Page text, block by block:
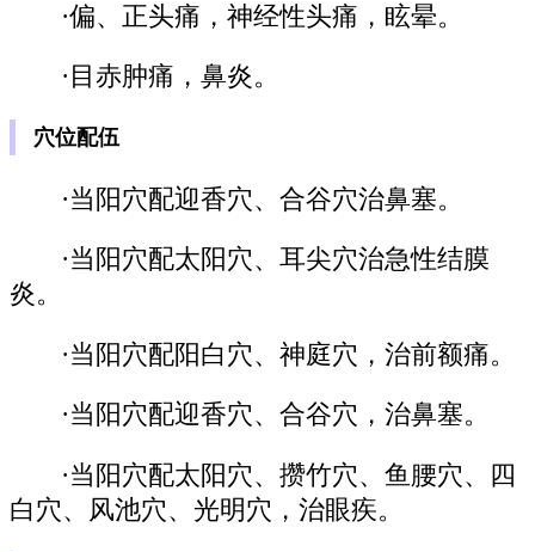
·偏、正头痛，神经性头痛，眩晕。
·目赤肿痛，鼻炎。
穴位配伍
·当阳穴配迎香穴、合谷穴治鼻塞。
·当阳穴配太阳穴、耳尖穴治急性结膜
炎。
·当阳穴配阳白穴、神庭穴，治前额痛。
·当阳穴配迎香穴、合谷穴，治鼻塞。
·当阳穴配太阳穴、攒竹穴、鱼腰穴、四
白穴、风池穴、光明穴，治眼疾。